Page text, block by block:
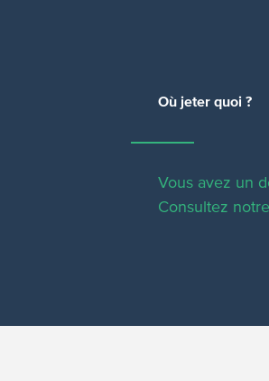
Où jeter quoi ?
Vous avez un
Consultez